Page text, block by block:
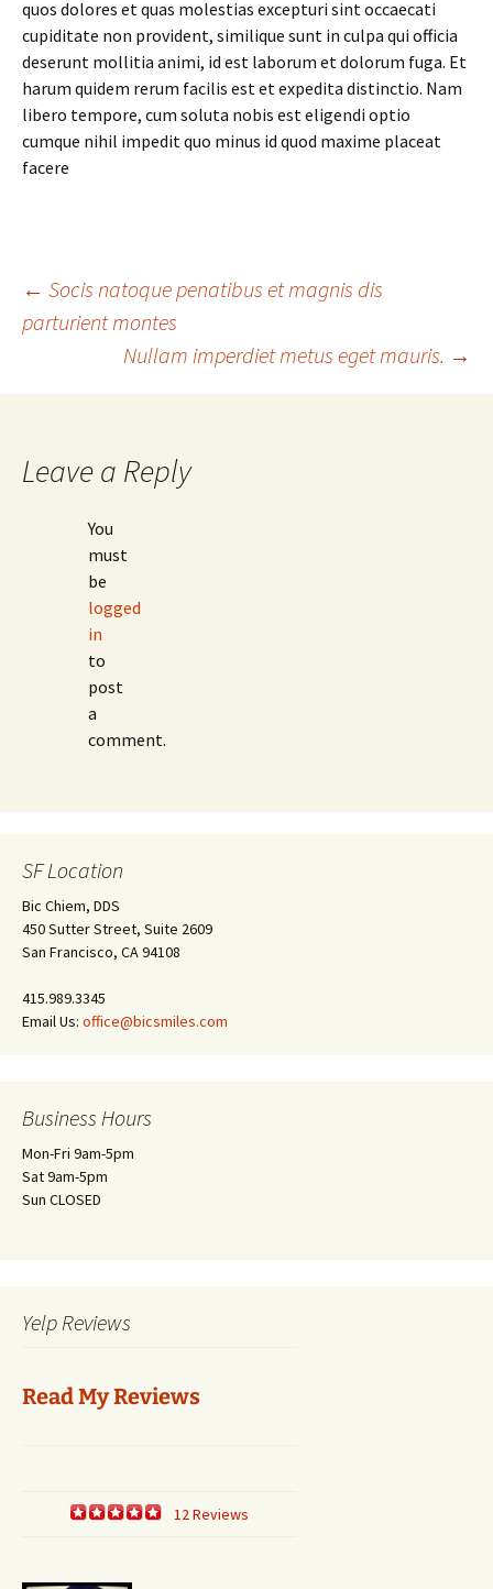
quos dolores et quas molestias excepturi sint occaecati
cupiditate non provident, similique sunt in culpa qui officia
deserunt mollitia animi, id est laborum et dolorum fuga. Et
harum quidem rerum facilis est et expedita distinctio. Nam
libero tempore, cum soluta nobis est eligendi optio
cumque nihil impedit quo minus id quod maxime placeat
facere
Post
navigation
← Socis natoque penatibus et magnis dis
parturient montes
Nullam imperdiet metus eget mauris. →
Leave a Reply
You
must
be
logged
in
to
post
a
comment.
SF Location
Bic Chiem, DDS
450 Sutter Street, Suite 2609
San Francisco, CA 94108
415.989.3345
Email Us: office@bicsmiles.com
Business Hours
Mon-Fri 9am-5pm
Sat 9am-5pm
Sun CLOSED
Yelp Reviews
Read My Reviews
12 Reviews